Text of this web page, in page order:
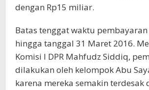
dengan Rp15 miliar.
Batas tenggat waktu
hingga tanggal 31 Maret 2016.
Komisi I DPR Mahfudz Siddiq,
dilakukan oleh kelompok Abu
karena mereka semakin terdesak